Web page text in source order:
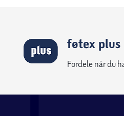
føtex plus
Fordele når du